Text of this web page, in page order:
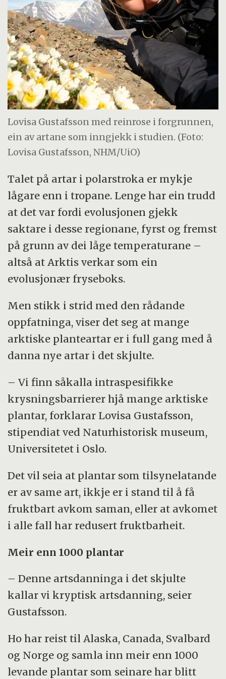
Lovisa Gustafsson med reinrose i forgrunnen,
ein av artane som inngjekk i studien. (Foto:
Lovisa Gustafsson, NHM/UiO)
Talet på artar i polarstroka er mykje
lågare enn i tropane. Lenge har ein trudd
at det var fordi evolusjonen gjekk
saktare i desse regionane, fyrst og fremst
på grunn av dei låge temperaturane –
altså at Arktis verkar som ein
evolusjonær fryseboks.
Men stikk i strid med den rådande
oppfatninga, viser det seg at mange
arktiske planteartar er i full gang med å
danna nye artar i det skjulte.
– Vi finn såkalla intraspesifikke
krysningsbarrierer hjå mange arktiske
plantar, forklarar Lovisa Gustafsson,
stipendiat ved Naturhistorisk museum,
Universitetet i Oslo.
Det vil seia at plantar som tilsynelatande
er av same art, ikkje er i stand til å få
fruktbart avkom saman, eller at avkomet
i alle fall har redusert fruktbarheit.
Meir enn 1000 plantar
– Denne artsdanninga i det skjulte
kallar vi kryptisk artsdanning, seier
Gustafsson.
Ho har reist til Alaska, Canada, Svalbard
og Norge og samla inn meir enn 1000
levande plantar som seinare har blitt